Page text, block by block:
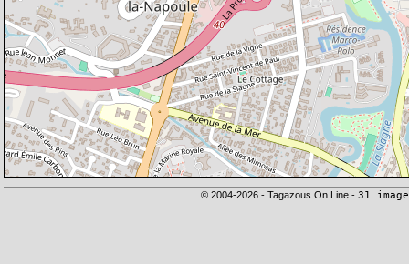
© 2004-2026 - Tagazous On Line - 31